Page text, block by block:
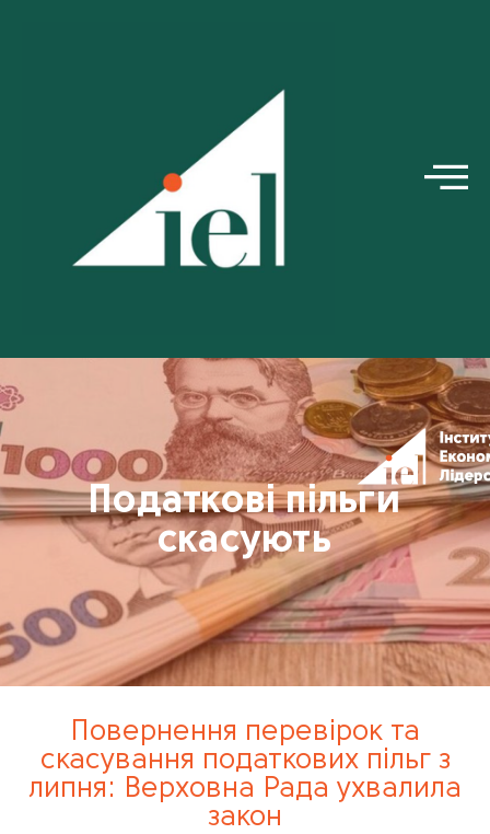
Податкові пільги
скасують
Повернення перевірок та
скасування податкових пільг з
липня: Верховна Рада ухвалила
закон